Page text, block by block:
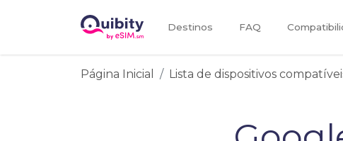
Destinos FAQ
Página Inicial Lista de dispositivos